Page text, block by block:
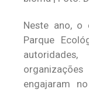
Neste ano, o
Parque
engajaram